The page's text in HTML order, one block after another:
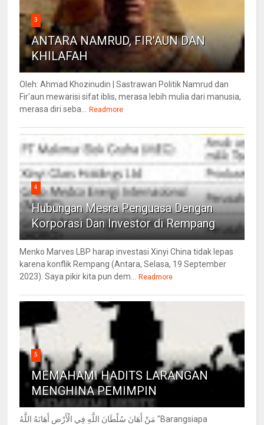
3
ANTARA NAMRUD, FIR'AUN DAN
KHILAFAH
Oleh: Ahmad Khozinudin | Sastrawan Politik Namrud dan
Fir'aun mewarisi sifat iblis, merasa lebih mulia dari manusia,
merasa diri seba... Readmore
4
Hubungan Mesra Penguasa Dengan
Korporasi Dan Investor di Rempang
Menko Marves LBP harap investasi Xinyi China tidak lepas
karena konflik Rempang (Antara, Selasa, 19 September
2023). Saya pikir kita pun dem... Readmore
5
MEMAHAMI HADITS LARANGAN
MENGHINA PEMIMPIN
مَنْ أَهَانَ سُلْطَانَ اللَّهِ فِي الْأَرْضِ أَهَانَهُ اللَّهُ "Barangsiapa